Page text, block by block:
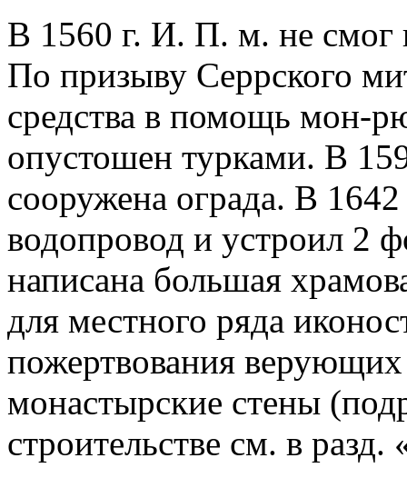
В 1560 г. И. П. м. не смог
По призыву Серрского
средства в помощь мон-
опустошен турками. В
сооружена ограда. В
водопровод и устроил 2
написана большая
для местного ряда
пожертвования
монастырские стены
строительстве см. в